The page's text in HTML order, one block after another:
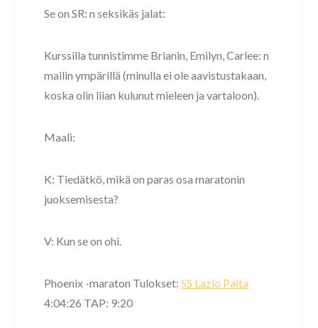
Se on SR: n seksikäs jalat:
Kurssilla tunnistimme Brianin, Emilyn, Carlee: n
mailin ympärillä (minulla ei ole aavistustakaan,
koska olin liian kulunut mieleen ja vartaloon).
Maali:
K: Tiedätkö, mikä on paras osa maratonin
juoksemisesta?
V: Kun se on ohi.
Phoenix -maraton Tulokset:SS Lazio Paita
4:04:26 TAP: 9:20